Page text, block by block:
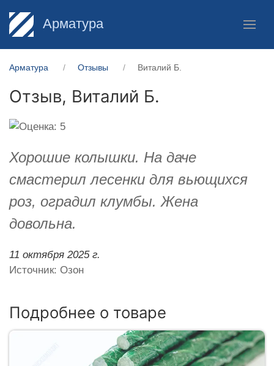
Арматура
Арматура Отзывы Виталий Б.
Отзыв, Виталий Б.
Хорошие колышки. На даче
смастерил лесенки для вьющихся
роз, оградил клумбы. Жена
довольна.
11 октября 2025 г.
Источник: Озон
Подробнее о товаре